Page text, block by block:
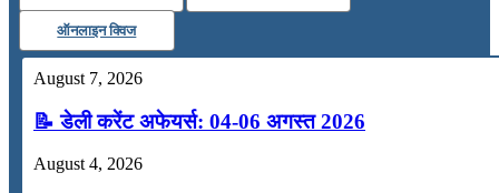
ऑनलाइन क्विज
August 7, 2026
📝 डेली करेंट अफेयर्स: 04-06 अगस्त 2026
August 4, 2026